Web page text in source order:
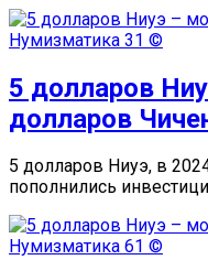
Нумизматика 31 ©
5 долларов
долларов
5 долларов Ниуэ, в
пополнились
Нумизматика 61 ©